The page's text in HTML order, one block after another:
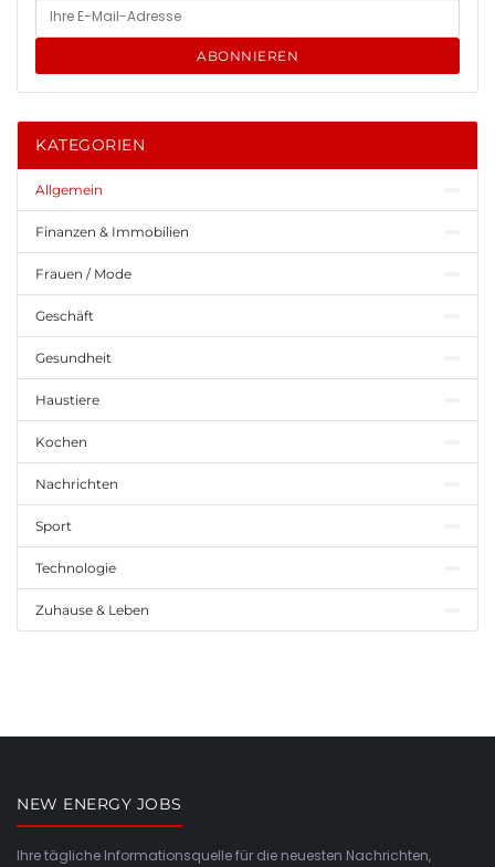
ABONNIEREN
KATEGORIEN
Allgemein
Finanzen & Immobilien
Frauen / Mode
Geschäft
Gesundheit
Haustiere
Kochen
Nachrichten
Sport
Technologie
Zuhause & Leben
NEW ENERGY JOBS
Ihre tägliche Informationsquelle für die neuesten Nachrichten,